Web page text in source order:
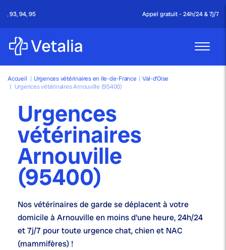
Appel gratuit - 24h/24 & 7j/7
Accueil | Urgences vétérinaires en Ile-de-France | Val-d’Oise
| Urgences vétérinaires Arnouville (95400)
Urgences
vétérinaires
Arnouville
(95400)
Nosvétérinaires de gardese déplacent à votre
domicile à Arnouville en moins d'une heure,24h/24
et 7j/7 pour toute urgence chat, chien et NAC
(mammifères) !